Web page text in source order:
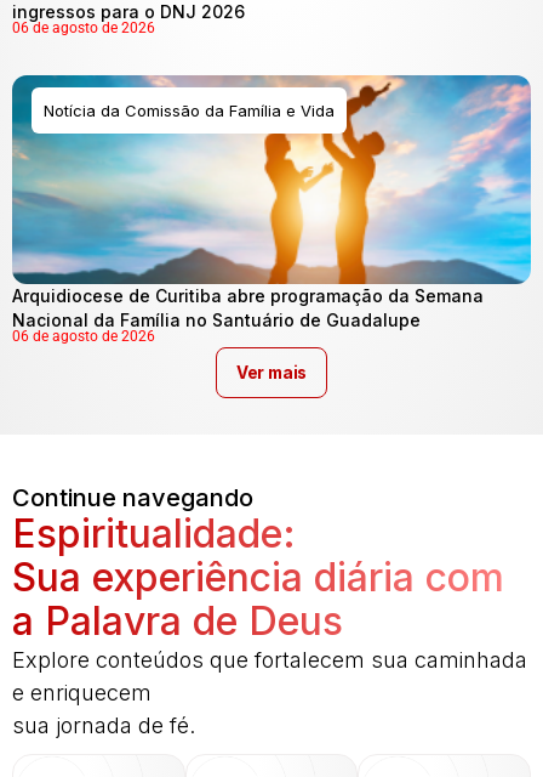
ingressos para o DNJ 2026
06 de agosto de 2026
Notícia da Comissão da Família e Vida
Arquidiocese de Curitiba abre programação da Semana
Nacional da Família no Santuário de Guadalupe
06 de agosto de 2026
Ver mais
Continue navegando
Espiritualidade:
Sua experiência diária com
a Palavra de Deus
Explore conteúdos que fortalecem sua caminhada
e enriquecem
sua jornada de fé.